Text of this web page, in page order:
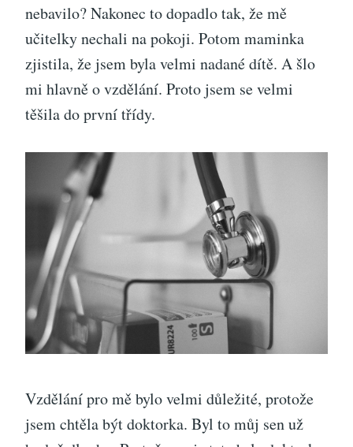
nebavilo? Nakonec to dopadlo tak, že mě
učitelky nechali na pokoji. Potom maminka
zjistila, že jsem byla velmi nadané dítě. A šlo
mi hlavně o vzdělání. Proto jsem se velmi
těšila do první třídy.
Vzdělání pro mě bylo velmi důležité, protože
jsem chtěla být doktorka. Byl to můj sen už